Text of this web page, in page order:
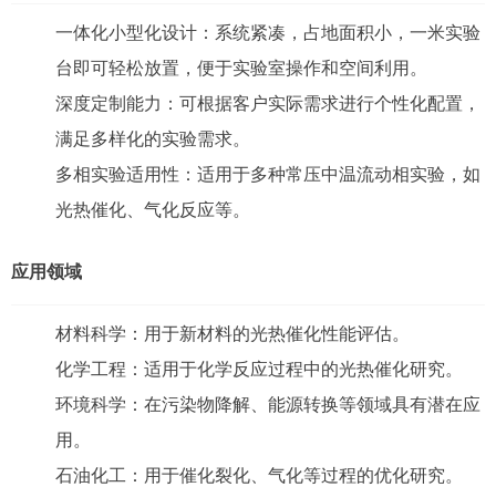
一体化小型化设计：系统紧凑，占地面积小，一米实验
台即可轻松放置，便于实验室操作和空间利用。
深度定制能力：可根据客户实际需求进行个性化配置，
满足多样化的实验需求。
多相实验适用性：适用于多种常压中温流动相实验，如
光热催化、气化反应等。
应用领域
材料科学：用于新材料的光热催化性能评估。
化学工程：适用于化学反应过程中的光热催化研究。
环境科学：在污染物降解、能源转换等领域具有潜在应
用。
石油化工：用于催化裂化、气化等过程的优化研究。